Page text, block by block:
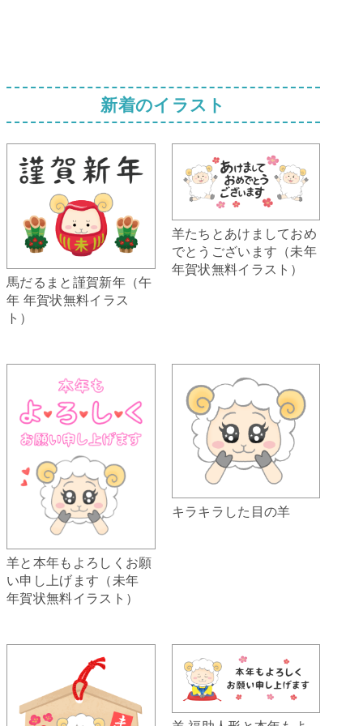
新着のイラスト
馬だるまと謹賀新年（午
年 年賀状無料イラス
ト）
羊たちとあけましておめ
でとうございます（未年
年賀状無料イラスト）
羊と本年もよろしくお願
い申し上げます（未年
年賀状無料イラスト）
キラキラした目の羊